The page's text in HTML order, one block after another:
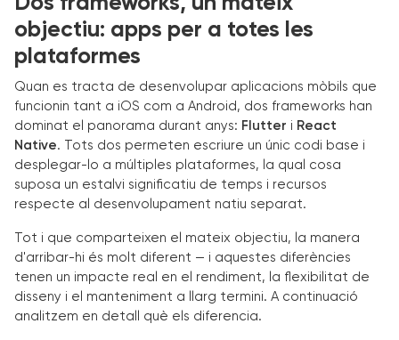
objectiu: apps per a totes les
plataformes
Quan es tracta de desenvolupar aplicacions mòbils que
funcionin tant a iOS com a Android, dos frameworks han
dominat el panorama durant anys: Flutter i React
Native. Tots dos permeten escriure un únic codi base i
desplegar-lo a múltiples plataformes, la qual cosa
suposa un estalvi significatiu de temps i recursos
respecte al desenvolupament natiu separat.
Tot i que comparteixen el mateix objectiu, la manera
d'arribar-hi és molt diferent — i aquestes diferències
tenen un impacte real en el rendiment, la flexibilitat de
disseny i el manteniment a llarg termini. A continuació
analitzem en detall què els diferencia.